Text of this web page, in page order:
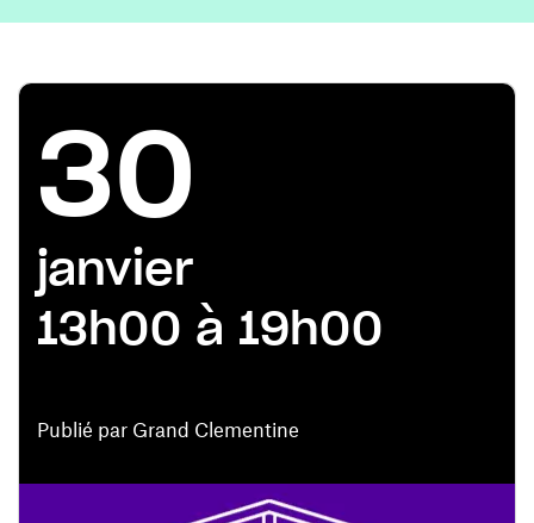
Publié par Grand Clementine
30
janvier
13h00 à 19h00